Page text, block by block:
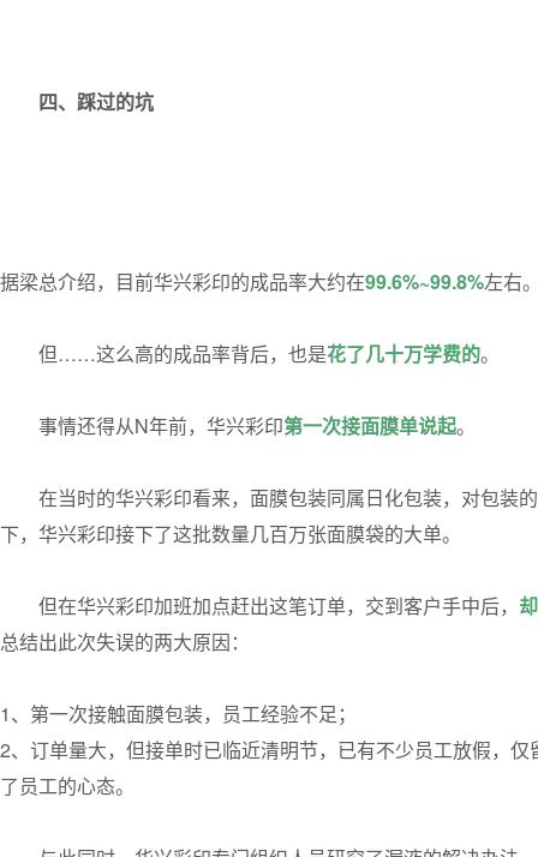
四、踩过的坑
据梁总介绍，目前华兴彩印的成品率大约在99.6%~99.8%左右
但……这么高的成品率背后，也是花了几十万学费的。
事情还得从N年前，华兴彩印第一次接面膜单说起。
在当时的华兴彩印看来，面膜包装同属日化包装，对包装
下，华兴彩印接下了这批数量几百万张面膜袋的大单。
但在华兴彩印加班加点赶出这笔订单，交到客户手中后，
总结出此次失误的两大原因：
1、第一次接触面膜包装，员工经验不足；
2、订单量大，但接单时已临近清明节，已有不少员工放假，
了员工的心态。